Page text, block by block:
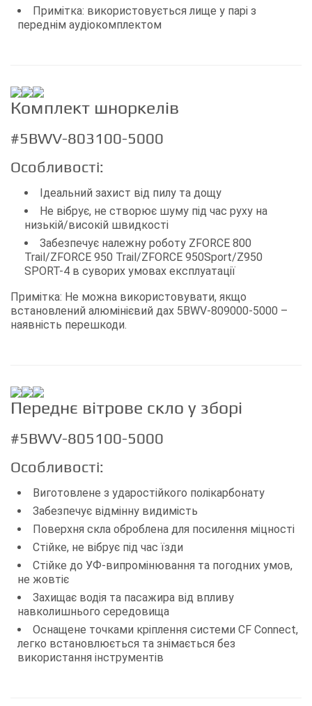
Примітка: використовується лище у парі з
переднім аудіокомплектом
Комплект шноркелів
#5BWV-803100-5000
Особливості:
Ідеальний захист від пилу та дощу
Не вібрує, не створює шуму під час руху на
низькій/високій швидкості
Забезпечує належну роботу ZFORCE 800
Trail/ZFORCE 950 Trail/ZFORCE 950Sport/Z950
SPORT-4 в суворих умовах експлуатації
Примітка: Не можна використовувати, якщо
встановлений алюмінієвий дах 5BWV-809000-5000 –
наявність перешкоди.
Переднє вітрове скло у зборі
#5BWV-805100-5000
Особливості:
Виготовлене з ударостійкого полікарбонату
Забезпечує відмінну видимість
Поверхня скла оброблена для посилення міцності
Стійке, не вібрує під час їзди
Стійке до УФ-випромінювання та погодних умов,
не жовтіє
Захищає водія та пасажира від впливу
навколишнього середовища
Оснащене точками кріплення системи CF Connect,
легко встановлюється та знімається без
використання інструментів